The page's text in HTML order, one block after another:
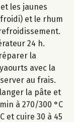
les jaunes
et le rhum
24 h.
la
avec la
au frais.
la pâte et
à 270/300 °C
et cuire 30 à 45